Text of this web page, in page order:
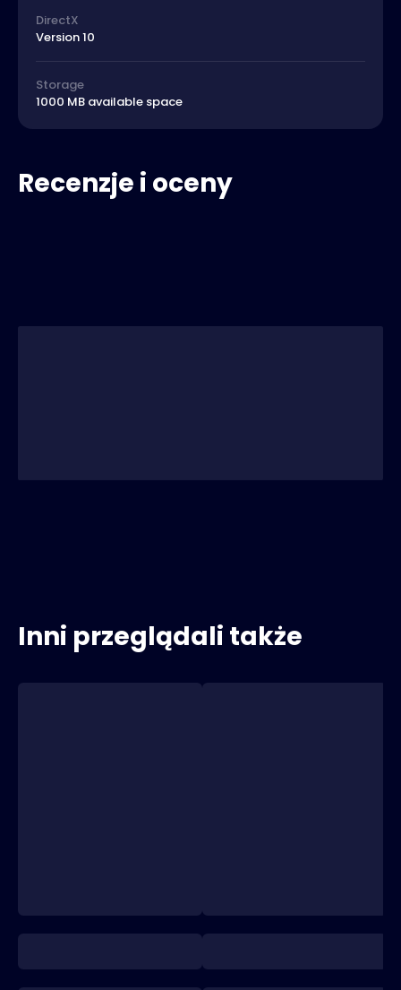
DirectX
Version 10
Storage
1000 MB available space
Recenzje i oceny
Inni przeglądali także